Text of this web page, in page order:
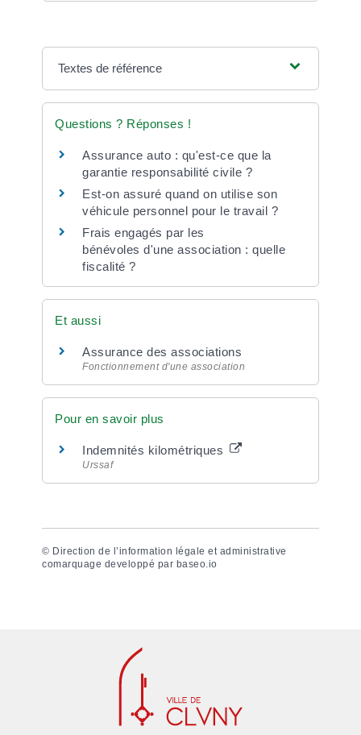
Textes de référence
Questions ? Réponses !
Assurance auto : qu'est-ce que la
garantie responsabilité civile ?
Est-on assuré quand on utilise son
véhicule personnel pour le travail ?
Frais engagés par les
bénévoles d'une association : quelle
fiscalité ?
Et aussi
Assurance des associations
Fonctionnement d'une association
Pour en savoir plus
Indemnités kilométriques
Urssaf
© Direction de l’information légale et administrative
comarquage developpé par baseo.io